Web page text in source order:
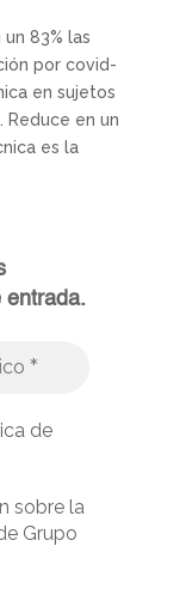
83% las
por covid-
en sujetos
en un
es la
entrada.
sobre la
Grupo